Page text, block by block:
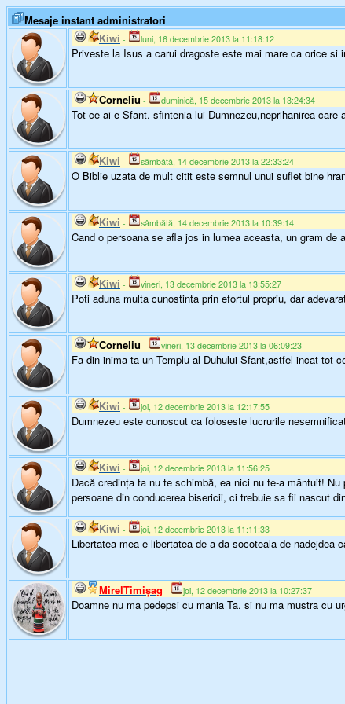
Mesaje instant administratori
Kiwi - luni, 16 decembrie 2013 la 11:18:12
Priveste la Isus a carui dragoste este mai mare ca orice si
Corneliu - duminică, 15 decembrie 2013 la 13:24:34
Tot ce ai e Sfant. sfintenia lui Dumnezeu,neprihanirea
Kiwi - sâmbătă, 14 decembrie 2013 la 22:33:24
O Biblie uzata de mult citit este semnul unui suflet bine
Kiwi - sâmbătă, 14 decembrie 2013 la 10:39:14
Cand o persoana se afla jos in lumea aceasta, un gram de
Kiwi - vineri, 13 decembrie 2013 la 13:55:27
Poti aduna multa cunostinta prin efortul propriu, dar
Corneliu - vineri, 13 decembrie 2013 la 06:09:23
Fa din inima ta un Templu al Duhului Sfant,astfel incat tot
Kiwi - joi, 12 decembrie 2013 la 12:17:55
Dumnezeu este cunoscut ca foloseste lucrurile
Kiwi - joi, 12 decembrie 2013 la 11:56:25
Dacă credinţa ta nu te schimbă, ea nici nu te-a mântuit!
persoane din conducerea bisericii, ci trebuie sa fii nascut
Kiwi - joi, 12 decembrie 2013 la 11:11:33
Libertatea mea e libertatea de a da socoteala de
MirelTimişag - joi, 12 decembrie 2013 la 10:27:37
Doamne nu ma pedepsi cu mania Ta. si nu ma mustra cu